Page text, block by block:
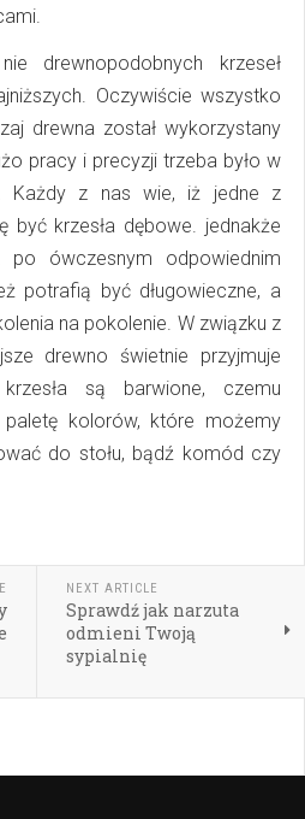
drewnopodobnych krzeseł
Oczywiście wszystko
drewna został wykorzystany
pracy i precyzji trzeba było w
Każdy z nas wie, iż jedne z
być krzesła dębowe. jednakże
ówczesnym odpowiednim
potrafią być długowieczne, a
na pokolenie. W związku z
drewno świetnie przyjmuje
są barwione, czemu
kolorów, które możemy
do stołu, bądź komód czy
NEXT ARTICLE
Sprawdź jak narzuta
odmieni Twoją
sypialnię